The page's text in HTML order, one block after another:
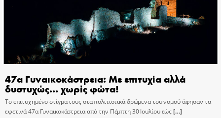
47α Γυναικοκάστρεια: Με επιτυχία αλλά
δυστυχώς… χωρίς φώτα!
Το επιτυχημένο στίγμα τους στα πολιτιστικά δρώμενα του νομού άφησαν τα
εφετινά 47α Γυναικοκάστρεια από την Πέμπτη 30 Ιουλίου εώς[…]